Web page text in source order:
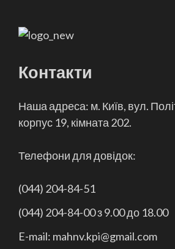
Контакти
Наша адреса: м. Київ, вул.
корпус 19, кімната 202.
Телефони для довідок:
(044) 204-84-51
(044) 204-84-00 з 9.00 до 18.00
E-mail: mahnv.kpi@gmail.com